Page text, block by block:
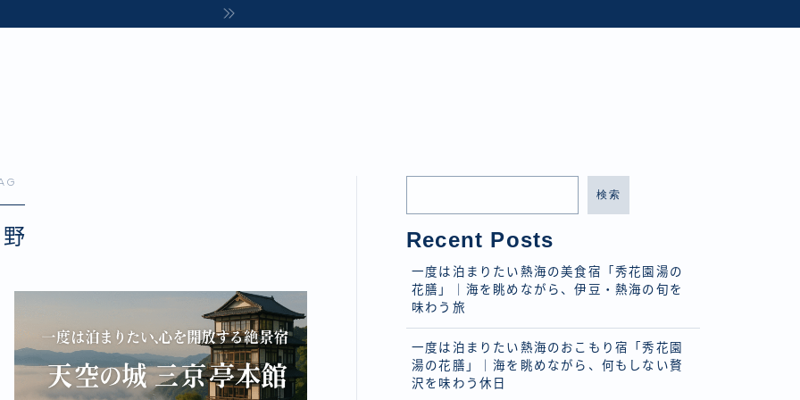
検索
Recent Posts
一度は泊まりたい熱海の美食宿「秀花園湯の
花膳」｜海を眺めながら、伊豆・熱海の旬を
味わう旅
一度は泊まりたい熱海のおこもり宿「秀花園
湯の花膳」｜海を眺めながら、何もしない贅
沢を味わう休日